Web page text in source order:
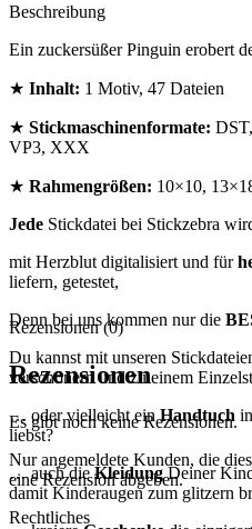
Beschreibung
Ein zuckersüßer Pinguin erobert
★ Inhalt: 1 Motiv, 47 Dateien
★ Stickmaschinenformate:
VP3, XXX
★ Rahmengrößen: 10×10,
Jede Stickdatei bei Stickzebra
mit Herzblut digitalisiert und für
liefern, getestet,
Denn bei uns kommen nur die
Du kannst mit unseren
verschönern und zu einem
… oder vielleicht einHandtuch
liebst?
… auch dieKleidungDeiner
damit Kinderaugen zum glitzern
Rezensionen (0)
Rezensionen
Es gibt noch keine Rezensionen.
Nur angemeldete Kunden, die
eine Rezension abgeben.
Rechtliches